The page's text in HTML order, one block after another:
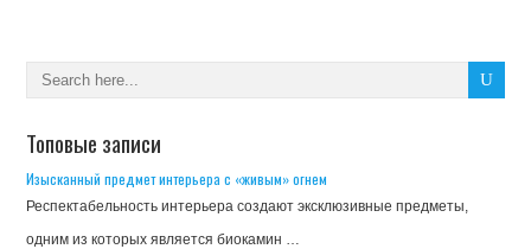
Топовые записи
Изысканный предмет интерьера с «живым» огнем
Респектабельность интерьера создают эксклюзивные предметы,
одним из которых является биокамин …